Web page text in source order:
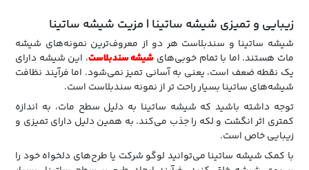
زیبایی و تمیزی شیشه ساتینا | مزیت شیشه ساتینا
شیشه ساتینا و سندبلاست هر دو از معروف‌ترین نمونه‌های شیشه
مات هستند. اما با تمام خوبی‌های شیشه سندبلاست، این شیشه دارای
یک نقطه ضعف است، یعنی به آسانی تمیز نمی‌شود. اما فرآیند نظافت
شیشه‌های ساتینا بسیار راحت تر از نمونه سندبلاست است.
توجه داشته باشید که شیشه ساتینا به دلیل سطح مات، به اندازه
کمتری اثر انگشت و لکه را جذب می‌کند. به همین دلیل دارای تمیزی و
زیبایی خاص است.
با کمک شیشه ساتینا می‌توانید لوگو شرکت یا طرح‌های دلخواه خود را